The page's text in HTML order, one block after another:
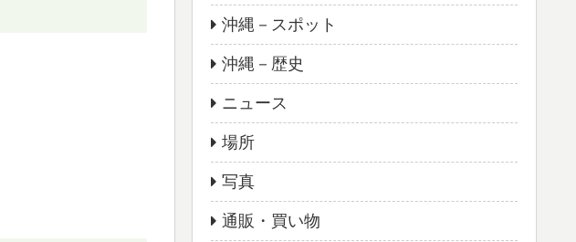
沖縄－スポット
沖縄－歴史
ニュース
場所
写真
通販・買い物